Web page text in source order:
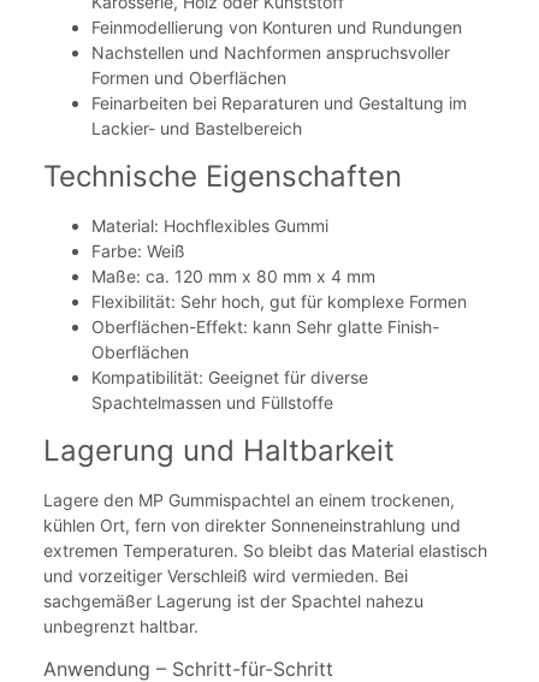
Feinmodellierung von Konturen und Rundungen
Nachstellen und Nachformen anspruchsvoller
Formen und Oberflächen
Feinarbeiten bei Reparaturen und Gestaltung im
Lackier- und Bastelbereich
Technische Eigenschaften
Material: Hochflexibles Gummi
Farbe: Weiß
Maße: ca. 120 mm x 80 mm x 4 mm
Flexibilität: Sehr hoch, gut für komplexe Formen
Oberflächen-Effekt: kann Sehr glatte Finish-
Oberflächen
Kompatibilität: Geeignet für diverse
Spachtelmassen und Füllstoffe
Lagerung und Haltbarkeit
Lagere den MP Gummispachtel an einem trockenen,
kühlen Ort, fern von direkter Sonneneinstrahlung und
extremen Temperaturen. So bleibt das Material elastisch
und vorzeitiger Verschleiß wird vermieden. Bei
sachgemäßer Lagerung ist der Spachtel nahezu
unbegrenzt haltbar.
Anwendung – Schritt-für-Schritt